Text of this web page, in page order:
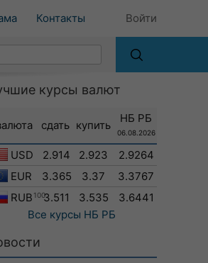
Контакты Войти
курсы валют
сдать купить
НБ РБ
06.08.2026
USD 2.914 2.923
2.9264
EUR
3.365 3.37
3.3767
RUB 1003.511 3.535
3.6441
Все курсы НБ РБ